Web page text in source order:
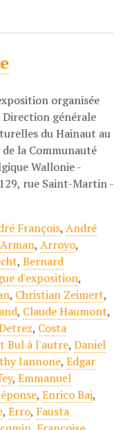
organisée
Direction générale
du Hainaut au
la Communauté
Wallonie -
rue Saint-Martin -
François, André
Arman, Arroyo,
, Bernard
d'exposition,
, Christian Zeimert,
, Claude Haumont,
, Costa
Bul à l'autre, Daniel
Iannone, Edgar
, Emmanuel
, Enrico Baj,
, Erro, Fausta